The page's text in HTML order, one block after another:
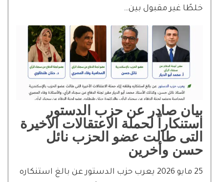
خلطًا غير مقبول بين…
بيان صادر عن حزب الدستور
استنكاراً لحملة الاعتقالات الأخيرة
التى طالت عضو الحزب نائل
حسن وأخرين
25 مايو 2026 يعرب حزب الدستور عن بالغ استنكاره